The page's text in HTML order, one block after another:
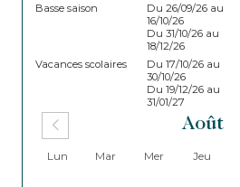
Basse saison
Du 26/09/26 au
16/10/26
Du 31/10/26 au
18/12/26
Vacances scolaires
Du 17/10/26 au
30/10/26
Du 19/12/26 au
31/01/27
Août
Lun Mar Mer Jeu